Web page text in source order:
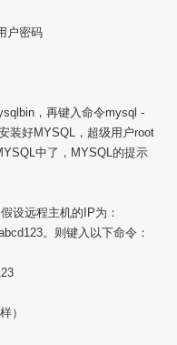
户密码
，再键入命令mysql -
装好MYSQL，超级用户root
中了，MYSQL的提示
设远程主机的IP为：
。则键入以下命令：
）